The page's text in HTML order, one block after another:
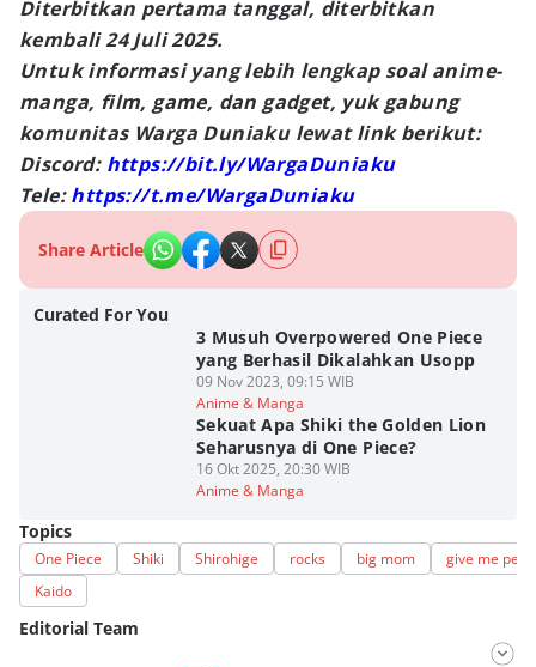
Diterbitkan pertama tanggal, diterbitkan
kembali 24 Juli 2025.
Untuk informasi yang lebih lengkap soal anime-
manga, film, game, dan gadget, yuk gabung
komunitas Warga Duniaku lewat link berikut:
Discord: https://bit.ly/WargaDuniaku
Tele:https://t.me/WargaDuniaku
Share Article
Curated For You
3 Musuh Overpowered One Piece
yang Berhasil Dikalahkan Usopp
09 Nov 2023, 09:15 WIB
Anime & Manga
Sekuat Apa Shiki the Golden Lion
Seharusnya di One Piece?
16 Okt 2025, 20:30 WIB
Anime & Manga
Topics
One Piece Shiki Shirohige rocks big mom
give me
Kaido
Editorial Team